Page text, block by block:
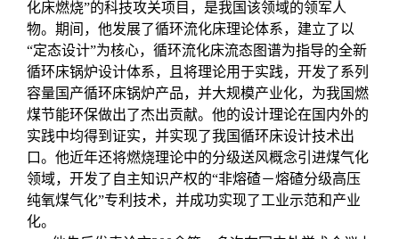
化床燃烧”的科技攻关项目，是我国该领域的领军人
物。期间，他发展了循环流化床理论体系，建立了以
“定态设计”为核心，循环流化床流态图谱为指导的全新
循环床锅炉设计体系，且将理论用于实践，开发了系列
容量国产循环床锅炉产品，并大规模产业化，为我国燃
煤节能环保做出了杰出贡献。他的设计理论在国内外的
实践中均得到证实，并实现了我国循环床设计技术出
口。他近年还将燃烧理论中的分级送风概念引进煤气化
领域，开发了自主知识产权的“非熔碴－熔碴分级高压
纯氧煤气化”专利技术，并成功实现了工业示范和产业
化。